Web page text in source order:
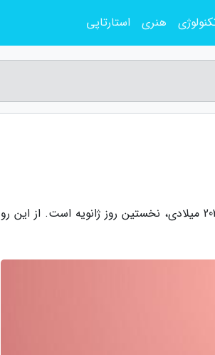
به گزارش مجله سرگرمی، براساس تقویم گریگوری و تقویم ژولینی آغاز سال 2022 میلادی، نخستین روز ژانویه است. از این رو
هنری استارتاپی